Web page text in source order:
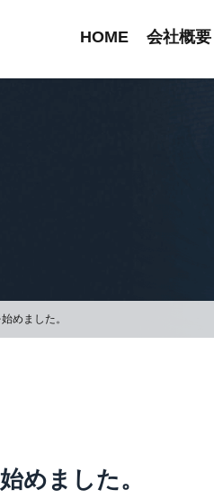
HOME 会社概要
めました。
めました。